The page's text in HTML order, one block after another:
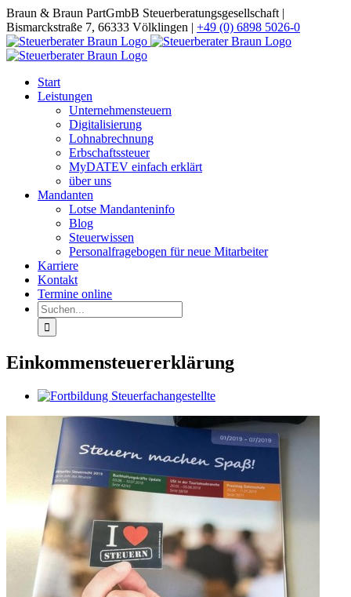
Zum
Inhalt
springen
Braun & Braun PartGmbB Steuerberatungsgesellschaft |
Bismarckstraße 7, 66333 Völklingen | +49 (0) 6898 5026-0
Start
Leistungen
Unternehmensteuern
Digitalisierung
Lohnabrechnung
Erbschaftssteuer
MyDATEV einfach erklärt
über uns
Mandanten
Lotse Mandanteninfo
Blog
Steuerwissen
Personalfragebogen für neue Mitarbeiter
Karriere
Kontakt
Termine online
Suche
nach:
Einkommensteuererklärung
Zeige